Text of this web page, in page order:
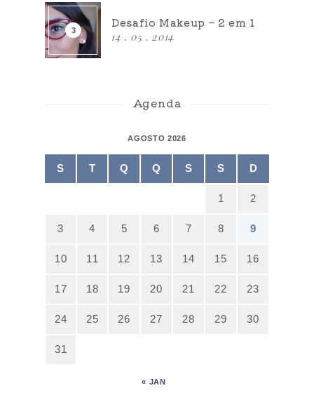
Desafio Makeup – 2 em 1
14 . 05 . 2014
Agenda
AGOSTO 2026
S T Q Q S S D
1 2
3 4 5 6 7 8 9
10 11 12 13 14 15 16
17 18 19 20 21 22 23
24 25 26 27 28 29 30
31
« JAN